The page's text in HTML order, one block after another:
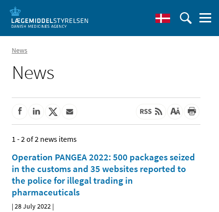
News
News
1 - 2 of 2 news items
Operation PANGEA 2022: 500 packages seized
in the customs and 35 websites reported to
the police for illegal trading in
pharmaceuticals
|28 July 2022 |